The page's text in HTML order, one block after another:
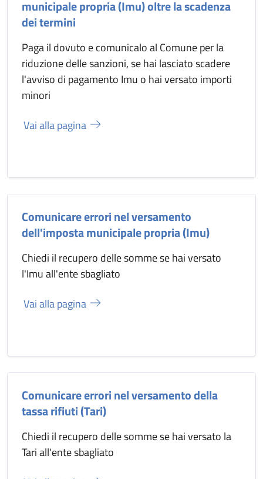
municipale propria (Imu) oltre la scadenza
dei termini
Paga il dovuto e comunicalo al Comune per la
riduzione delle sanzioni, se hai lasciato scadere
l'avviso di pagamento Imu o hai versato importi
minori
Vai alla pagina
Comunicare errori nel versamento
dell'imposta municipale propria (Imu)
Chiedi il recupero delle somme se hai versato
l'Imu all'ente sbagliato
Vai alla pagina
Comunicare errori nel versamento della
tassa rifiuti (Tari)
Chiedi il recupero delle somme se hai versato la
Tari all'ente sbagliato